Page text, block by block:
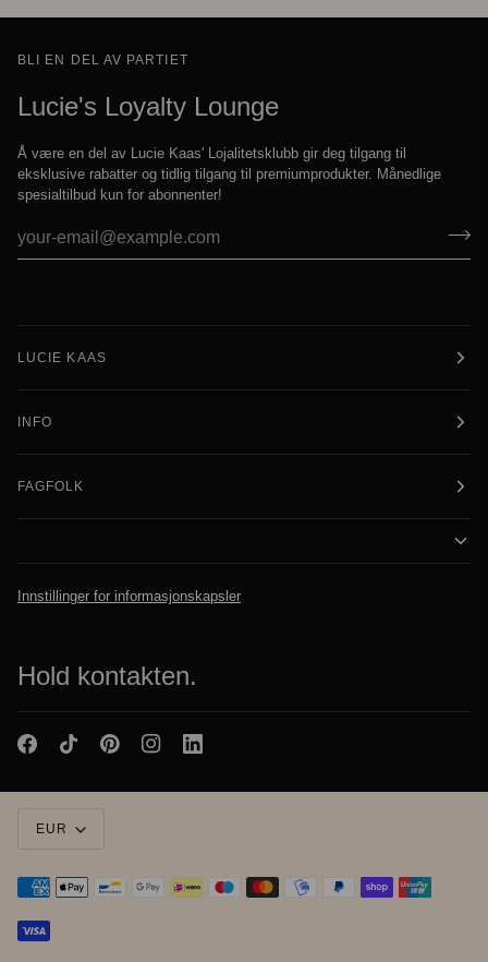
BLI EN DEL AV PARTIET
Lucie's Loyalty Lounge
Å være en del av Lucie Kaas' Lojalitetsklubb gir deg tilgang til
eksklusive rabatter og tidlig tilgang til premiumprodukter. Månedlige
spesialtilbud kun for abonnenter!
LUCIE KAAS
INFO
FAGFOLK
Innstillinger for informasjonskapsler
Hold kontakten.
EUR